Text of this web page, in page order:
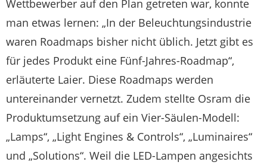
Wettbewerber auf den Plan getreten war, konnte
man etwas lernen: „In der Beleuchtungsindustrie
waren Roadmaps bisher nicht üblich. Jetzt gibt es
für jedes Produkt eine Fünf-Jahres-Roadmap“,
erläuterte Laier. Diese Roadmaps werden
untereinander vernetzt. Zudem stellte Osram die
Produktumsetzung auf ein Vier-Säulen-Modell:
„Lamps“, „Light Engines & Controls“, „Luminaires“
und „Solutions“. Weil die LED-Lampen angesichts